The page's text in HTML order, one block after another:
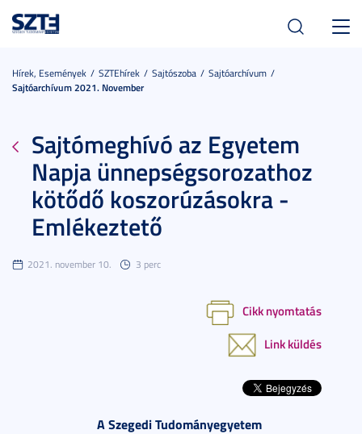
Hírek, Események SZTEhírek Sajtószoba
Sajtóarchívum
Sajtóarchívum 2021. November
Sajtómeghívó az Egyetem
Napja ünnepségsorozathoz
kötődő koszorúzásokra -
Emlékeztető
2021. november 10. 3 perc
Cikk nyomtatás
Link küldés
A Szegedi Tudományegyetem